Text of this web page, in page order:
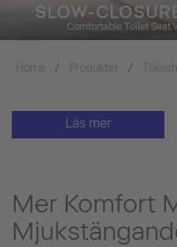
SLOW-
Comfortable Toilet Seat
Home Produkter
Läs mer
Mer Komfort